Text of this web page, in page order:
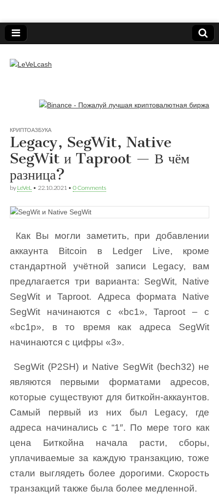
LeVeLcash
КРИПТОАЗБУКА
Legacy, SegWit, Native
SegWit и Taproot — В чём
разница?
by LeVeL • 22.10.2021 • 0 Comments
Как Вы могли заметить, при добавлении
аккаунта Bitcoin в Ledger Live, кроме
стандартной учётной записи Legacy, вам
предлагается три варианта: SegWit, Native
SegWit и Taproot. Адреса формата Native
SegWit начинаются с «bc1», Taproot – с
«bc1p», в то время как адреса SegWit
начинаются с цифры «3».
SegWit (P2SH) и Native SegWit (bech32) не
являются первыми форматами адресов,
которые существуют для биткойн-аккаунтов.
Самый первый из них был Legacy, где
адреса начинались с “1″. По мере того как
цена Биткойна начала расти, сборы,
уплачиваемые за каждую транзакцию, тоже
стали выглядеть более дорогими. Скорость
транзакций также была более медленной.